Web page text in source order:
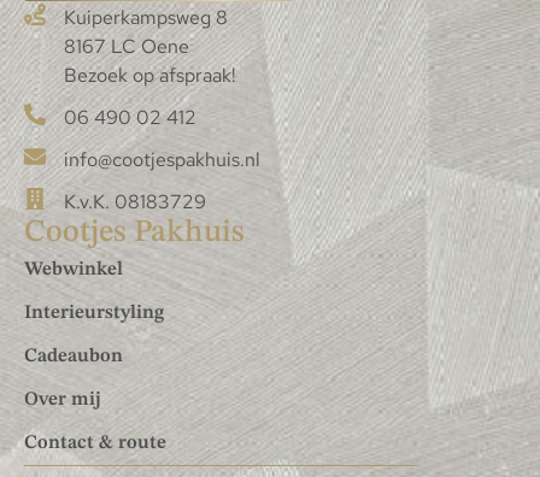
Kuiperkampsweg 8
8167 LC Oene
Bezoek op afspraak!
06 490 02 412
info@cootjespakhuis.nl
K.v.K. 08183729
Cootjes Pakhuis
Webwinkel
Interieurstyling
Cadeaubon
Over mij
Contact & route